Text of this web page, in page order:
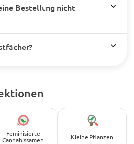
Bestellung nicht
Feminisierte
Cannabissamen
Kleine Pflanzen